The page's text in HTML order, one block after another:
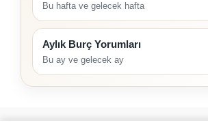
Bu hafta ve gelecek hafta
Aylık Burç Yorumları
Bu ay ve gelecek ay